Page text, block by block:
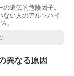
遺伝的危険因子。
ない人のアルツハイ
。 ...
異なる原因